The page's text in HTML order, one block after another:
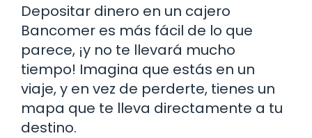
Depositar dinero en un cajero
Bancomer es más fácil de lo que
parece, ¡y no te llevará mucho
tiempo! Imagina que estás en un
viaje, y en vez de perderte, tienes un
mapa que te lleva directamente a tu
destino.